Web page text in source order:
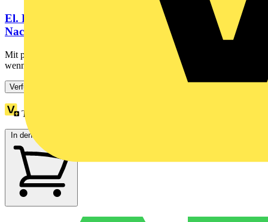
El. Raumtemperaturregler-Einsatz mit
Nachtabsenkung, mit Drehregler 230 V...
Mit potentialgebundenen Schließerkontakt. Schaltkontakt öffnet,
wenn die eingestellte Temperatur erreicht ist. Ohne...
Verfügbar: 3 Händler
Treuepunkte:
In den Warenkorb